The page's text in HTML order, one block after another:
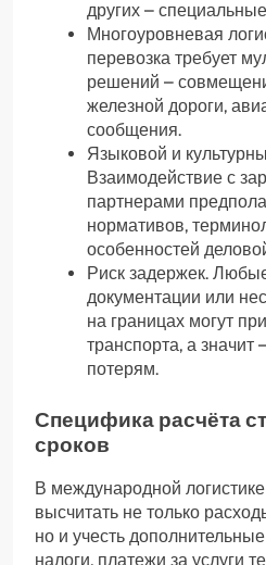
других –
Многоуровневая
перевозка требует
решений –
железной дороги,
сообщения.
Языковой и
Взаимодействие с
партнерами
нормативов,
особенностей
Риск задержек.
документации или
на границах могут
транспорта, а
потерям.
Специфика расчёта
сроков
В международной
высчитать не только
но и учесть
налоги, платежи за услуги